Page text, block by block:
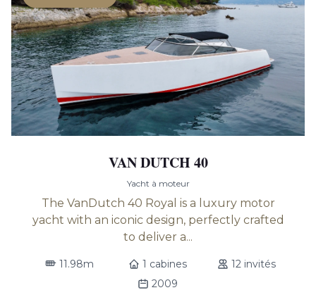
VAN DUTCH 40
Yacht à moteur
The VanDutch 40 Royal is a luxury motor
yacht with an iconic design, perfectly crafted
to deliver a...
11.98m 1 cabines
12 invités
2009